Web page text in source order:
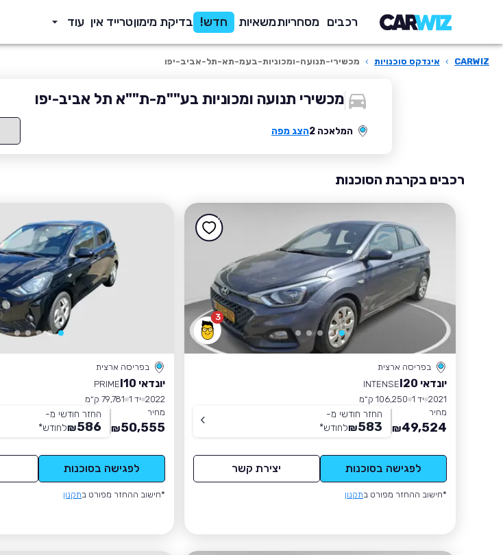
רכבים מסחריותמשאיות חדש! בדיקת מימוןטרייד אין עוד
CARWIZ
› אינדקס סוכנויות › מכשירי-תנועה-ומכוניות-בעמ-תא-תל-אביב-יפו
מכשירי תנועה ומכוניות בע""מ-ת""א תל אביב-יפו
המלאכה 2 הצג מפה
רכבים בקרבת הסוכנות
3
בפריסה ארצית
יונדאי I20
INTENSE
2021 יד 1
106,250 ק״מ
מחיר
49,524
₪
החזר חודשי מ-
583
₪לחודש*
לפגישה בסוכנות יצירת קשר
*חישוב ההחזר מפורט בתקנון
בפריסה ארצית
יונדאי I10
PRIME
2022 יד 1
79,781 ק״מ
מחיר
50,555
₪
החזר חודשי מ-
586
₪לחודש*
לפגישה בסוכנות
*חישוב ההחזר מפורט בתקנון